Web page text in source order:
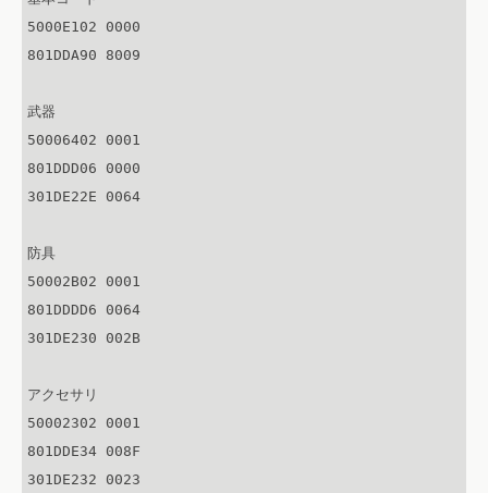
5000E102 0000
801DDA90 8009
武器
50006402 0001
801DDD06 0000
301DE22E 0064
防具
50002B02 0001
801DDDD6 0064
301DE230 002B
アクセサリ
50002302 0001
801DDE34 008F
301DE232 0023